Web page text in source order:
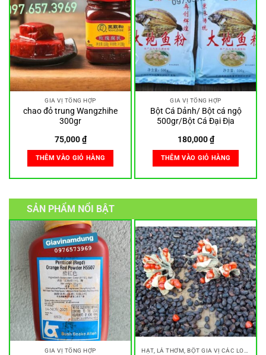
GIA VỊ TỔNG HỢP
chao đỏ trung Wangzhihe
300gr
75,000₫
THÊM VÀO GIỎ HÀNG
GIA VỊ TỔNG HỢP
Bột Cá Dảnh/ Bột cá ngộ
500gr/Bột Cá Đại Địa
180,000₫
THÊM VÀO GIỎ HÀNG
SẢN PHẨM NỔI BẬT
GIA VỊ TỔNG HỢP